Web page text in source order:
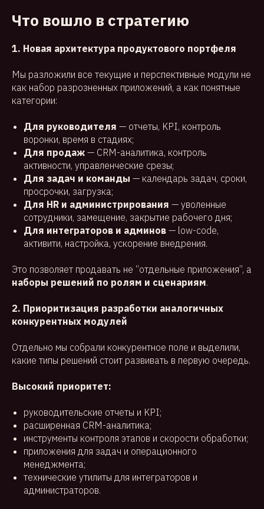
Что вошло в стратегию
1. Новая архитектура продуктового портфеля
Мы разложили все текущие и перспективные модули не
как набор разрозненных приложений, а как понятные
категории:
Для руководителя — отчеты, KPI, контроль
воронки, время в стадиях;
Для продаж — CRM-аналитика, контроль
активности, управленческие срезы;
Для задач и команды — календарь задач, сроки,
просрочки, загрузка;
Для HR и администрирования — уволенные
сотрудники, замещение, закрытие рабочего дня;
Для интеграторов и админов — low-code,
активити, настройка, ускорение внедрения.
Это позволяет продавать не “отдельные приложения”, а
наборы решений по ролям и сценариям.
2. Приоритизация разработки аналогичных
конкурентных модулей
Отдельно мы собрали конкурентное поле и выделили,
какие типы решений стоит развивать в первую очередь.
Высокий приоритет:
руководительские отчеты и KPI;
расширенная CRM-аналитика;
инструменты контроля этапов и скорости обработки;
приложения для задач и операционного
менеджмента;
технические утилиты для интеграторов и
администраторов.